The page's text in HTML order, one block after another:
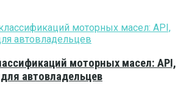
моторных масел: API,
автовладельцев